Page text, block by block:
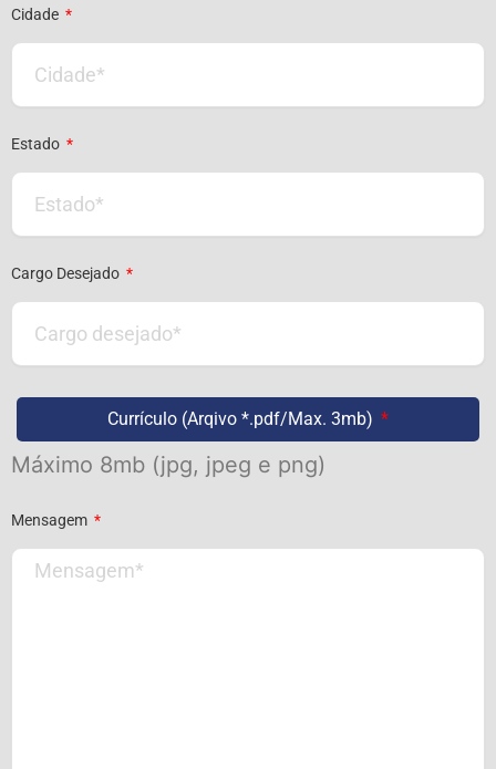
Cidade
Estado
Cargo Desejado
Currículo (Arqivo *.pdf/Max. 3mb)
Máximo 8mb (jpg, jpeg e png)
Mensagem